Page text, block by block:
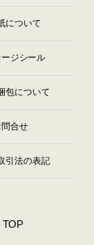
について
ジシール
包について
問合せ
引法の表記
TOP